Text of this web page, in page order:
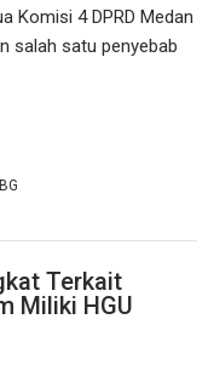
Komisi 4 DPRD Medan
salah satu penyebab
Terkait
Miliki HGU